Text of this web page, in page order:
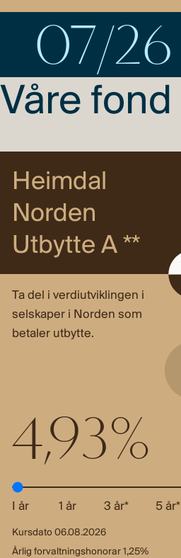
07/26
Våre fond
Heimdal
Norden
Utbytte A **
Ta del i verdiutviklingen i
selskaper i Norden som
betaler utbytte.
4,93%
I år 1 år 3 år* 5 år*
Kursdato 06.08.2026
Årlig forvaltningshonorar 1,25%